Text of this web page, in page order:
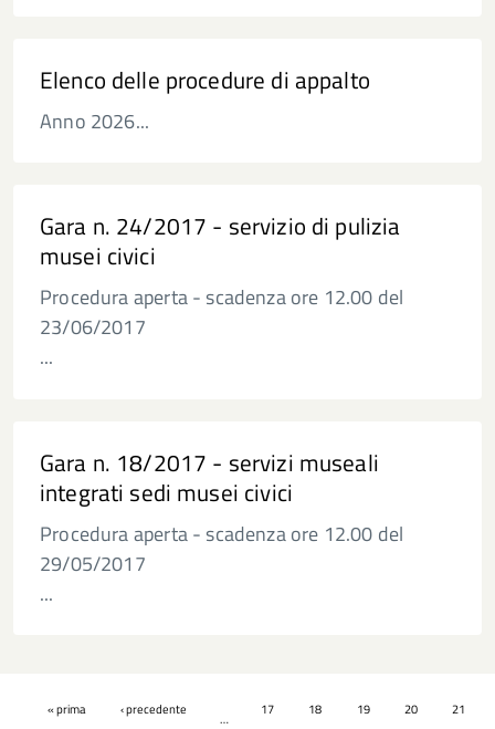
Elenco delle procedure di appalto
Anno 2026...
Gara n. 24/2017 - servizio di pulizia
musei civici
Procedura aperta - scadenza ore 12.00 del
23/06/2017
...
Gara n. 18/2017 - servizi museali
integrati sedi musei civici
Procedura aperta - scadenza ore 12.00 del
29/05/2017
...
Pagine« prima ‹ precedente
…
17 18 19 20 21